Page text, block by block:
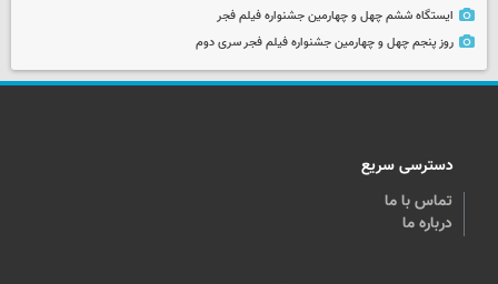
ایستگاه ششم چهل و چهارمین جشنواره فیلم فجر
روز پنجم چهل و چهارمین جشنواره فیلم فجر سری دوم
دسترسی سریع
تماس با ما
درباره ما